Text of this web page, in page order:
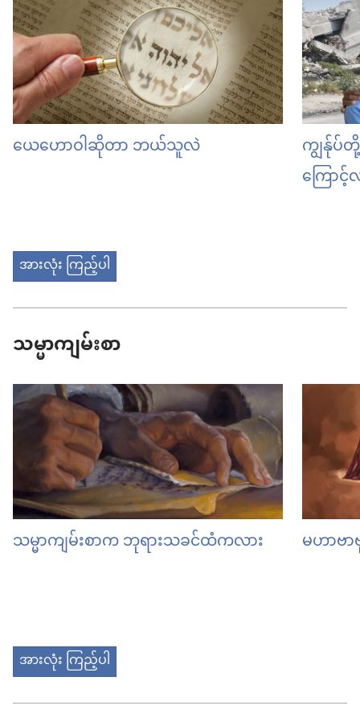
ယေဟောဝါဆိုတာ ဘယ်သူလဲ
ကျွန်ုပ်
ကြောင့်
အားလုံး ကြည့်ပါ
သမ္မာကျမ်းစာ
သမ္မာကျမ်းစာက ဘုရားသခင်ထံကလား မဟာဗ
အားလုံး ကြည့်ပါ